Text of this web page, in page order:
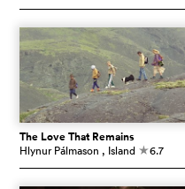
The Love That Remains
Hlynur Pálmason , Island c6.7